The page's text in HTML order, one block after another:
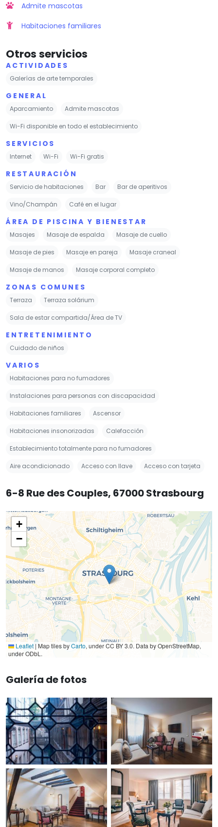
Admite mascotas
Habitaciones familiares
Otros servicios
ACTIVIDADES
Galerías de arte temporales
GENERAL
Aparcamiento Admite mascotas
Wi-Fi disponible en todo el establecimiento
SERVICIOS
Internet Wi-Fi Wi-Fi gratis
RESTAURACIÓN
Servicio de habitaciones Bar Bar de aperitivos
Vino/Champán Café en el lugar
ÁREA DE PISCINA Y BIENESTAR
Masajes Masaje de espalda Masaje de cuello
Masaje de pies Masaje en pareja Masaje craneal
Masaje de manos Masaje corporal completo
ZONAS COMUNES
Terraza Terraza solárium
Sala de estar compartida/Área de TV
ENTRETENIMIENTO
Cuidado de niños
VARIOS
Habitaciones para no fumadores
Instalaciones para personas con discapacidad
Habitaciones familiares Ascensor
Habitaciones insonorizadas Calefacción
Establecimiento totalmente para no fumadores
Aire acondicionado Acceso con llave Acceso con tarjeta
6-8 Rue des Couples, 67000 Strasbourg
+
−
Leaflet | Map tiles byCarto, under CC BY 3.0. Data by OpenStreetMap,
under ODbL.
Galería de fotos